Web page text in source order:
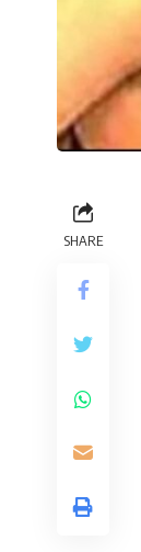
SHARE